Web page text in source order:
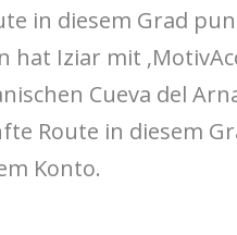
in diesem Grad
hat Iziar mit
Cueva del
Route in diesem
Konto.